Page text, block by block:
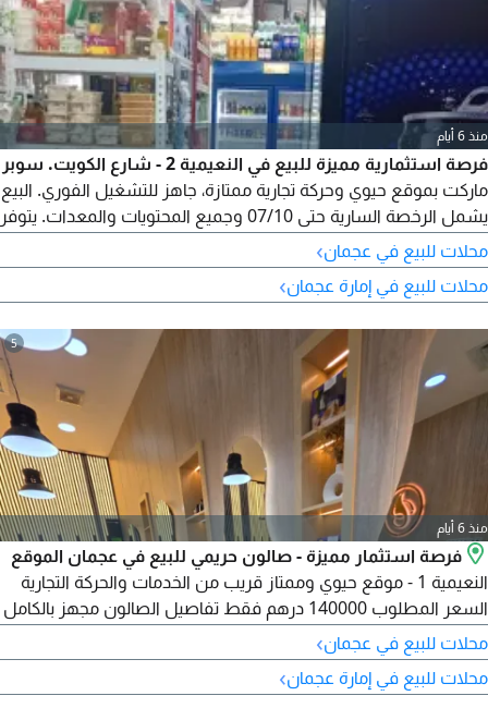
منذ 6 أيام
فرصة استثمارية مميزة للبيع في النعيمية 2 - شارع الكويت. سوبر
ماركت بموقع حيوي وحركة تجارية ممتازة، جاهز للتشغيل الفوري. البيع
يشمل الرخصة السارية حتى 07/10 وجميع المحتويات والمعدات. يتوفر
في المحل ماكينة قهوة، ماكينة رصيد، وماكينة دفع إلكتروني، مما
يجعله مشروعًا متكاملًا. الإيجار السنوي 28000 درهم فقط، وسعر
البيع 85000 درهم قابل للتفاوض. فرصة مثالية للراغبين في بدء
محلات للبيع في عجمان›
محلات للبيع في إمارة عجمان›
5
منذ 6 أيام
فرصة استثمار مميزة - صالون حريمي للبيع في عجمان الموقع
النعيمية 1 - موقع حيوي وممتاز قريب من الخدمات والحركة التجارية
السعر المطلوب 140000 درهم فقط تفاصيل الصالون مجهز بالكامل
وجاهز للتشغيل الفوري دون أي مصاريف اضافية الصالون على دورين
بمساحة مناسبة للتوسع وتنظيم العمل عدد 4 كراسي تصفيف شعر
محلات للبيع في عجمان›
محلات للبيع في إمارة عجمان›